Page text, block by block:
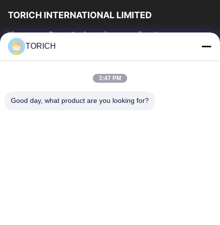
TORICH INTERNATIONAL LIMITED
টরিচ গ্রুপ হল একটি ওয়ান-স্টপ কাঁচামাল পরিষেবা প্রদানকারী যার উৎপাদন, গবেষণা ও
উন্নয়ন, ট্রেডিং, গুদামজাতকরণ এবং কাস্টমাইজড প্রক্রিয়াকরণে 30...
গুরুত্বপূর্ণ সংযোগ
পণ্য
কারখানা ভ্রমণ
মান নিয়ন্ত্রণ
TORICH
3:47 PM
Good day, what product are you looking for?